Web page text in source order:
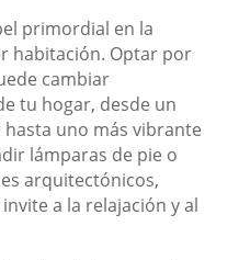
primordial en la
habitación. Optar por
cambiar
tu hogar, desde un
uno más vibrante
lámparas de pie o
arquitectónicos,
a la relajación y al